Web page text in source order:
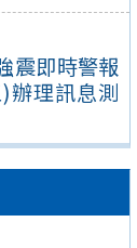
震即時警報
辦理訊息測